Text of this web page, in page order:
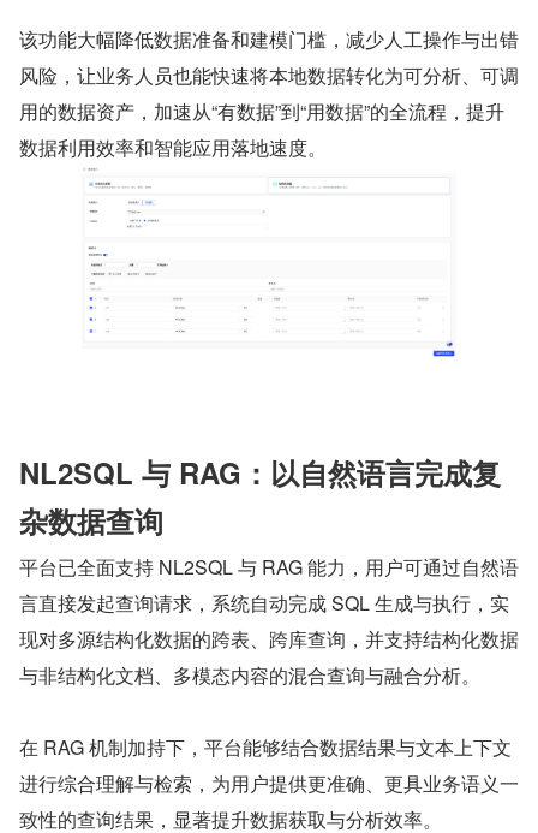
该功能大幅降低数据准备和建模门槛，减少人工操作与出错
风险，让业务人员也能快速将本地数据转化为可分析、可调
用的数据资产，加速从“有数据”到“用数据”的全流程，提升
数据利用效率和智能应用落地速度。
NL2SQL 与 RAG：以自然语言完成复
杂数据查询
平台已全面支持 NL2SQL 与 RAG 能力，用户可通过自然语
言直接发起查询请求，系统自动完成 SQL 生成与执行，实
现对多源结构化数据的跨表、跨库查询，并支持结构化数据
与非结构化文档、多模态内容的混合查询与融合分析。
在 RAG 机制加持下，平台能够结合数据结果与文本上下文
进行综合理解与检索，为用户提供更准确、更具业务语义一
致性的查询结果，显著提升数据获取与分析效率。